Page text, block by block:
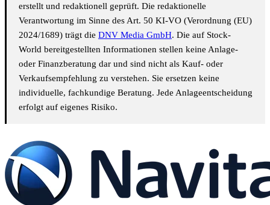
erstellt und redaktionell geprüft. Die redaktionelle
Verantwortung im Sinne des Art. 50 KI-VO (Verordnung (EU)
2024/1689) trägt die DNV Media GmbH. Die auf Stock-
World bereitgestellten Informationen stellen keine Anlage-
oder Finanzberatung dar und sind nicht als Kauf- oder
Verkaufsempfehlung zu verstehen. Sie ersetzen keine
individuelle, fachkundige Beratung. Jede Anlageentscheidung
erfolgt auf eigenes Risiko.